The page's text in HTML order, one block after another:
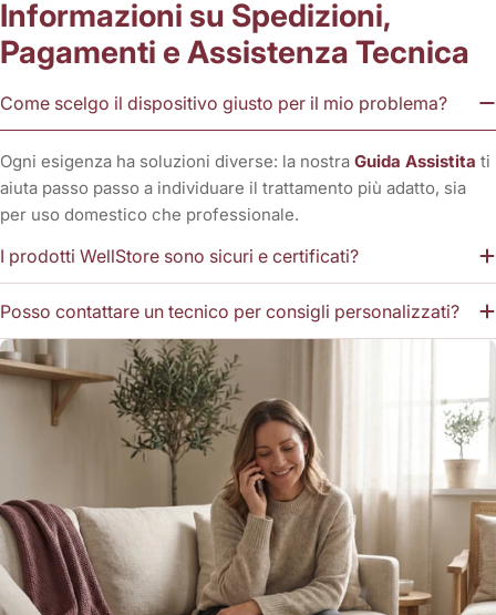
Informazioni su Spedizioni,
Pagamenti e Assistenza Tecnica
Come scelgo il dispositivo giusto per il mio problema?
Ogni esigenza ha soluzioni diverse: la nostra Guida Assistita ti
aiuta passo passo a individuare il trattamento più adatto, sia
per uso domestico che professionale.
I prodotti WellStore sono sicuri e certificati?
Posso contattare un tecnico per consigli personalizzati?